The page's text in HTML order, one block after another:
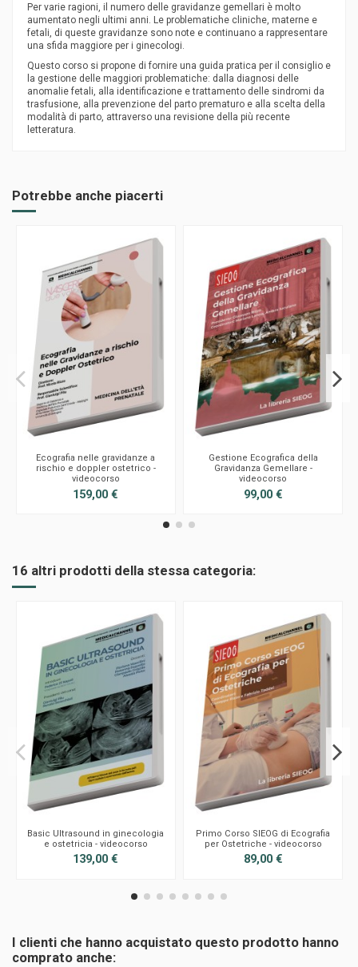
Per varie ragioni, il numero delle gravidanze gemellari è molto
aumentato negli ultimi anni. Le problematiche cliniche, materne e
fetali, di queste gravidanze sono note e continuano a rappresentare
una sfida maggiore per i ginecologi.
Questo corso si propone di fornire una guida pratica per il consiglio e
la gestione delle maggiori problematiche: dalla diagnosi delle
anomalie fetali, alla identificazione e trattamento delle sindromi da
trasfusione, alla prevenzione del parto prematuro e alla scelta della
modalità di parto, attraverso una revisione della più recente
letteratura.
Potrebbe anche piacerti
Ecografia nelle gravidanze a
rischio e doppler ostetrico -
videocorso
159,00 €
Gestione Ecografica della
Gravidanza Gemellare -
videocorso
99,00 €
16 altri prodotti della stessa categoria:
Basic Ultrasound in ginecologia
e ostetricia - videocorso
139,00 €
Primo Corso SIEOG di Ecografia
per Ostetriche - videocorso
89,00 €
I clienti che hanno acquistato questo prodotto hanno
comprato anche: